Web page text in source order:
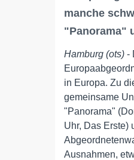
manche
"Panorama"
Hamburg (ots) -
in Europa. Zu
gemeinsame
"Panorama"
Uhr, Das Erste)
Ausnahmen,